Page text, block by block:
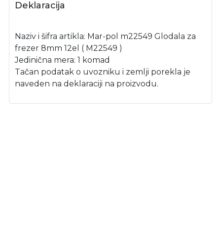
Deklaracija
Naziv i šifra artikla: Mar-pol m22549 Glodala za
frezer 8mm 12el ( M22549 )
Jedinična mera: 1 komad
Tačan podatak o uvozniku i zemlji porekla je
naveden na deklaraciji na proizvodu.